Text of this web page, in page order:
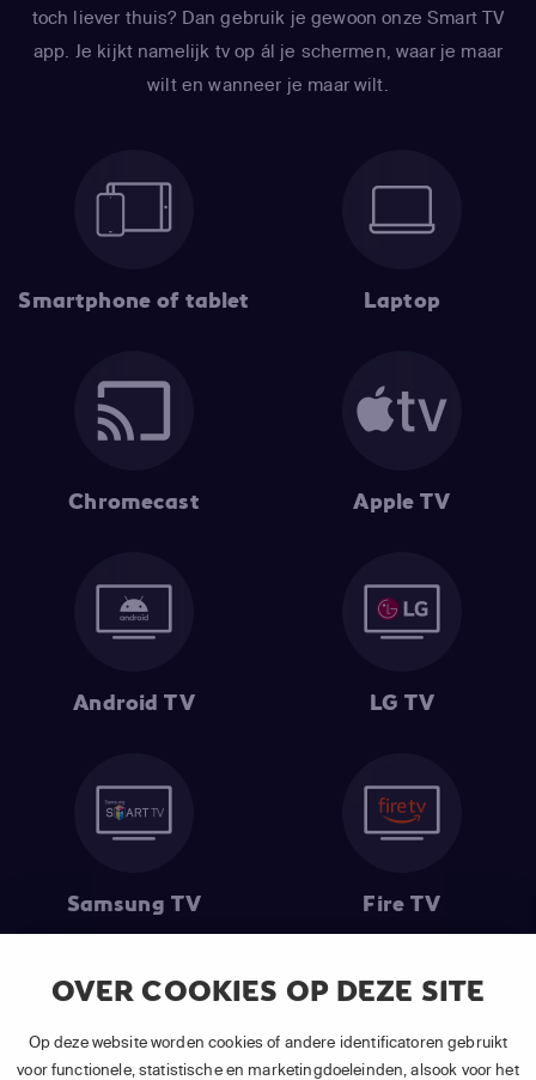
OVER COOKIES OP DEZE SITE
Op deze website worden cookies of andere identificatoren gebruikt
voor functionele, statistische en marketingdoeleinden, alsook voor het
toch liever thuis? Dan gebruik je gewoon onze Smart TV
app. Je kijkt namelijk tv op ál je schermen, waar je maar
wilt en wanneer je maar wilt.
Smartphone of tablet Laptop
Chromecast Apple TV
Android TV LG TV
Samsung TV Fire TV
(1) De eerste 30 dagen gratis: Geldig op alle nieuwe abonnementen
van APP TV Light, Basic of Plus.